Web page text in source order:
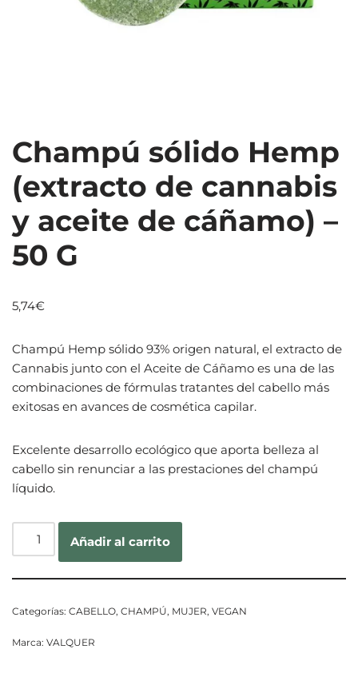
Champú sólido Hemp
(extracto de cannabis
y aceite de cáñamo) –
50 G
5,74€
Champú Hemp sólido 93% origen natural, el extracto de
Cannabis junto con el Aceite de Cáñamo es una de las
combinaciones de fórmulas tratantes del cabello más
exitosas en avances de cosmética capilar.
Excelente desarrollo ecológico que aporta belleza al
cabello sin renunciar a las prestaciones del champú
líquido.
Añadir al carrito
Categorías: CABELLO, CHAMPÚ, MUJER, VEGAN
Marca: VALQUER